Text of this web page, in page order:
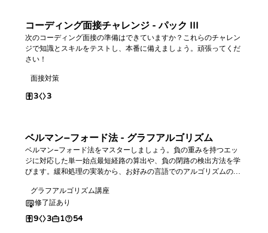
コーディング面接チャレンジ - パック III
次のコーディング面接の準備はできていますか？これらのチャレン
ジで知識とスキルをテストし、本番に備えましょう。頑張ってくだ
さい！
面接対策
3 3
ベルマン–フォード法 - グラフアルゴリズム
ベルマン–フォード法をマスターしましょう。負の重みを持つエッ
ジに対応した単一始点最短経路の算出や、負の閉路の検出方法を学
びます。緩和処理の実装から、お好みの言語でのアルゴリズムの構
グラフアルゴリズム講座
修了証あり
9 3 1 54